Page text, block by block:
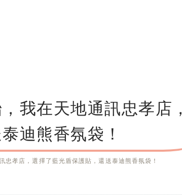
我在天地通訊忠孝店，
迪熊香氛袋！
孝店，選擇了藍光盾保護貼，還送泰迪熊香氛袋！